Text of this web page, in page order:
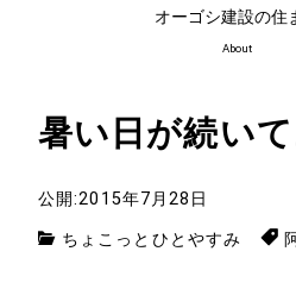
オーゴシ建設の住
About
暑い日が続い
公開:2015年7月28日
ちょこっとひとやすみ